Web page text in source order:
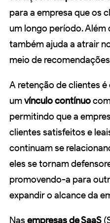
para a empresa que os
um longo período. Além
também ajuda a atrair
meio de
A retenção de clientes
umvínculo contínuo
permitindo que a
clientes satisfeitos e
continuam se
eles se tornam
promovendo-a para
expandir o alcance da
Nasempresas de SaaS